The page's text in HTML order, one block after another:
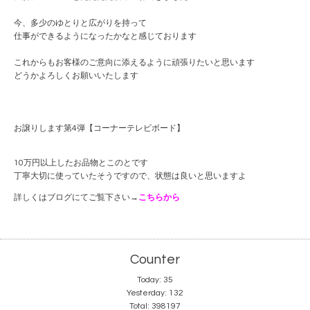
今、多少のゆとりと広がりを持って
仕事ができるようになったかなと感じております
これからもお客様のご意向に添えるように頑張りたいと思います
どうかよろしくお願いいたします
お譲りします第4弾【コーナーテレビボード】
10万円以上したお品物とこのとです
丁寧大切に使っていたそうですので、状態は良いと思いますよ
詳しくはブログにてご覧下さい→ こちらから
Counter
Today: 35
Yesterday: 132
Total: 398197